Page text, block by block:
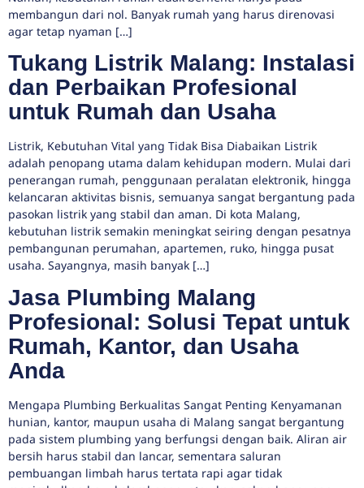
membangun dari nol. Banyak rumah yang harus direnovasi
agar tetap nyaman […]
Tukang Listrik Malang: Instalasi
dan Perbaikan Profesional
untuk Rumah dan Usaha
Listrik, Kebutuhan Vital yang Tidak Bisa Diabaikan Listrik
adalah penopang utama dalam kehidupan modern. Mulai dari
penerangan rumah, penggunaan peralatan elektronik, hingga
kelancaran aktivitas bisnis, semuanya sangat bergantung pada
pasokan listrik yang stabil dan aman. Di kota Malang,
kebutuhan listrik semakin meningkat seiring dengan pesatnya
pembangunan perumahan, apartemen, ruko, hingga pusat
usaha. Sayangnya, masih banyak […]
Jasa Plumbing Malang
Profesional: Solusi Tepat untuk
Rumah, Kantor, dan Usaha
Anda
Mengapa Plumbing Berkualitas Sangat Penting Kenyamanan
hunian, kantor, maupun usaha di Malang sangat bergantung
pada sistem plumbing yang berfungsi dengan baik. Aliran air
bersih harus stabil dan lancar, sementara saluran
pembuangan limbah harus tertata rapi agar tidak